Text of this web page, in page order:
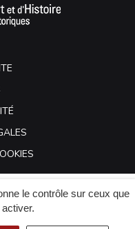
le contrôle sur ceux que